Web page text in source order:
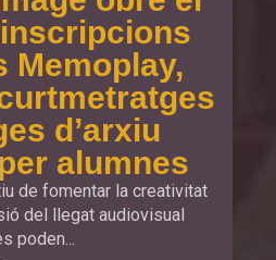
Memoplay,
d’arxiu
alumnes
de fomentar la creativitat
del llegat audiovisual
poden...